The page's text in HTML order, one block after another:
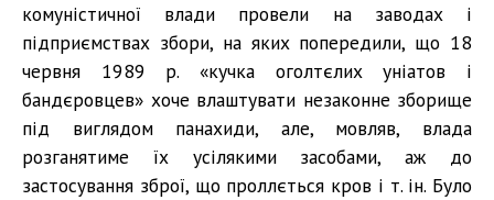
комуністичної влади провели на заводах і
підприємствах збори, на яких попередили, що 18
червня 1989 р. «кучка оголтєлих уніатов і
бандєровцев» хоче влаштувати незаконне зборище
під виглядом панахиди, але, мовляв, влада
розганятиме їх усілякими засобами, аж до
застосування зброї, що проллється кров і т. ін. Було